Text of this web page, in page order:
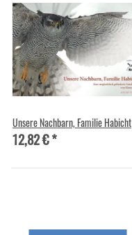
Unsere Nachbarn, Familie Habicht
12,82 €*